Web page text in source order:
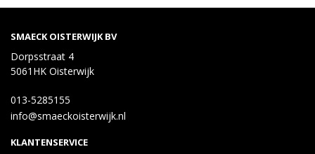
SMAECK OISTERWIJK BV
Dorpsstraat 4
5061HK Oisterwijk
013-5285155
info@smaeckoisterwijk.nl
KLANTENSERVICE